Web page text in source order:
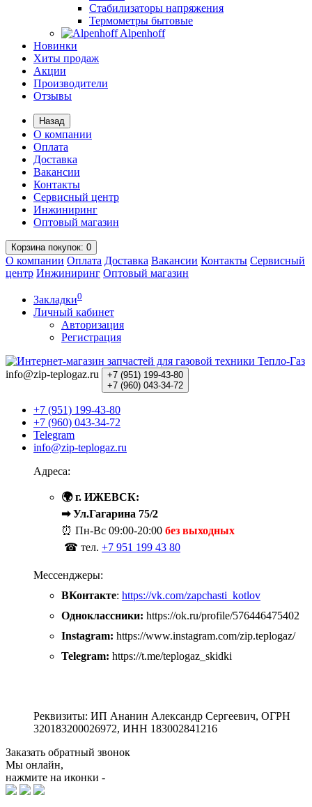
Стабилизаторы напряжения
Термометры бытовые
Alpenhoff
Новинки
Хиты продаж
Акции
Производители
Отзывы
Назад
О компании
Оплата
Доставка
Вакансии
Контакты
Сервисный центр
Инжиниринг
Оптовый магазин
Корзинапокупок: 0
О компании Оплата Доставка Вакансии Контакты Сервисный
центр Инжиниринг Оптовый магазин
Закладки0
Личный кабинет
Авторизация
Регистрация
info@zip-teplogaz.ru +7 (951) 199-43-80
+7 (960) 043-34-72
+7 (951) 199-43-80
+7 (960) 043-34-72
Telegram
info@zip-teplogaz.ru
Адреса:
🌍 г. ИЖЕВСК:
➡ Ул.Гагарина 75/2
⏰ Пн-Вс 09:00-20:00 без выходных
☎ тел. +7 951 199 43 80
Мессенджеры:
ВКонтакте: https://vk.com/zapchasti_kotlov
Одноклассники: https://ok.ru/profile/576446475402
Instagram: https://www.instagram.com/zip.teplogaz/
Telegram: https://t.me/teplogaz_skidki
Реквизиты: ИП Ананин Александр Сергеевич, ОГРН
320183200026972, ИНН 183002841216
Заказать обратный звонок
Мы онлайн,
нажмите на иконки -